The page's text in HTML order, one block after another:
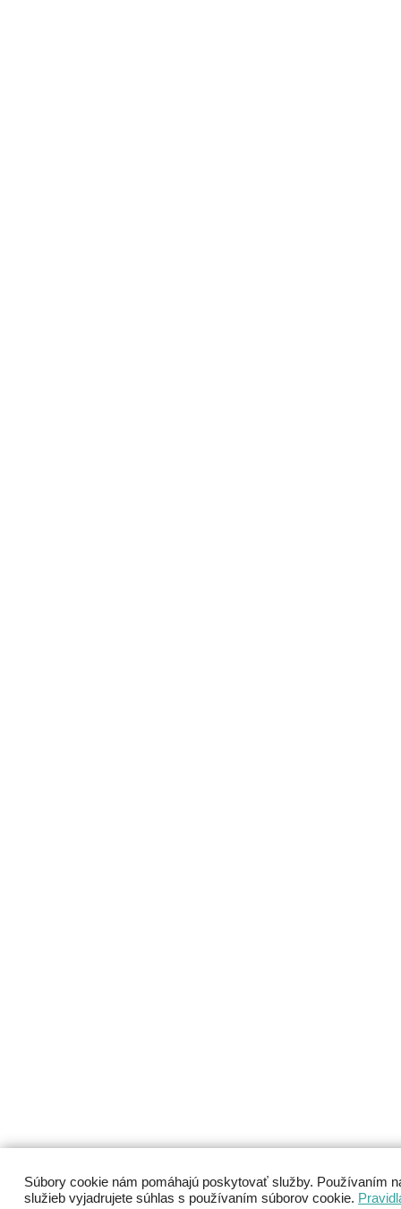
Súbory cookie nám pomáhajú poskytovať služby. Používaním
služieb vyjadrujete súhlas s používaním súborov cookie.